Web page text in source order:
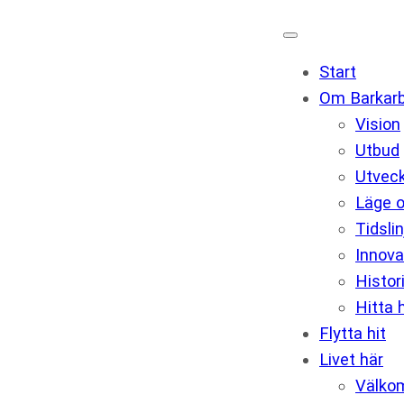
Start
Om
Vision
Utbud
Läge
Hitta
Flytta hit
Livet här